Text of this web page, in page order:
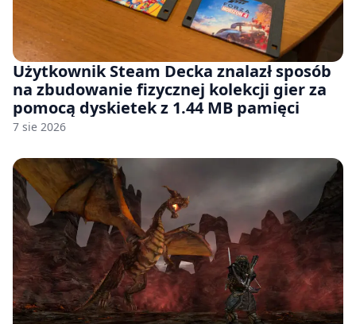
Użytkownik Steam Decka znalazł sposób
na zbudowanie fizycznej kolekcji gier za
pomocą dyskietek z 1.44 MB pamięci
7 sie 2026